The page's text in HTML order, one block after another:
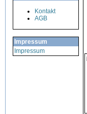
Kontakt
AGB
Impressum
Impressum